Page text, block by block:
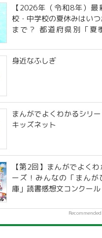
【2026年（令和8年）最
校・中学校の夏休みはい
まで？ 都道府県別「夏
身近なふしぎ
まんがでよくわかるシリ
キッズネット
【第2回】まんがでよく
ーズ！みんなの「まんが
庫」読書感想文コンクール